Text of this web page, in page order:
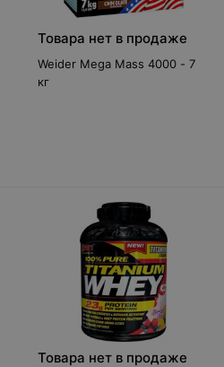
Товара нет в продаже
Weider Mega Mass 4000 - 7
кг
Товара нет в продаже